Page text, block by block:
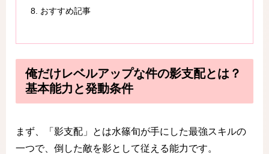
おすすめ記事
俺だけレベルアップな件の影支配とは？
基本能力と発動条件
まず、「影支配」とは水篠旬が手にした最強スキルの
一つで、倒した敵を影として従える能力です。